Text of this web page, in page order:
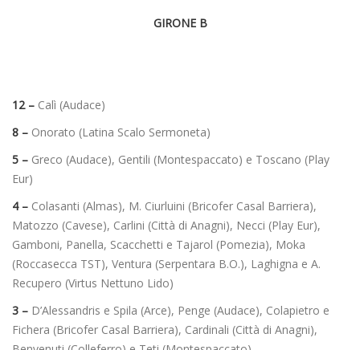
GIRONE B
12 – Calì (Audace)
8 – Onorato (Latina Scalo Sermoneta)
5 – Greco (Audace), Gentili (Montespaccato) e Toscano (Play
Eur)
4 – Colasanti (Almas), M. Ciurluini (Bricofer Casal Barriera),
Matozzo (Cavese), Carlini (Città di Anagni), Necci (Play Eur),
Gamboni, Panella, Scacchetti e Tajarol (Pomezia), Moka
(Roccasecca TST), Ventura (Serpentara B.O.), Laghigna e A.
Recupero (Virtus Nettuno Lido)
3 – D’Alessandris e Spila (Arce), Penge (Audace), Colapietro e
Fichera (Bricofer Casal Barriera), Cardinali (Città di Anagni),